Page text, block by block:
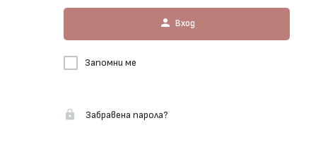
Вход
Запомни ме
Забравена парола?